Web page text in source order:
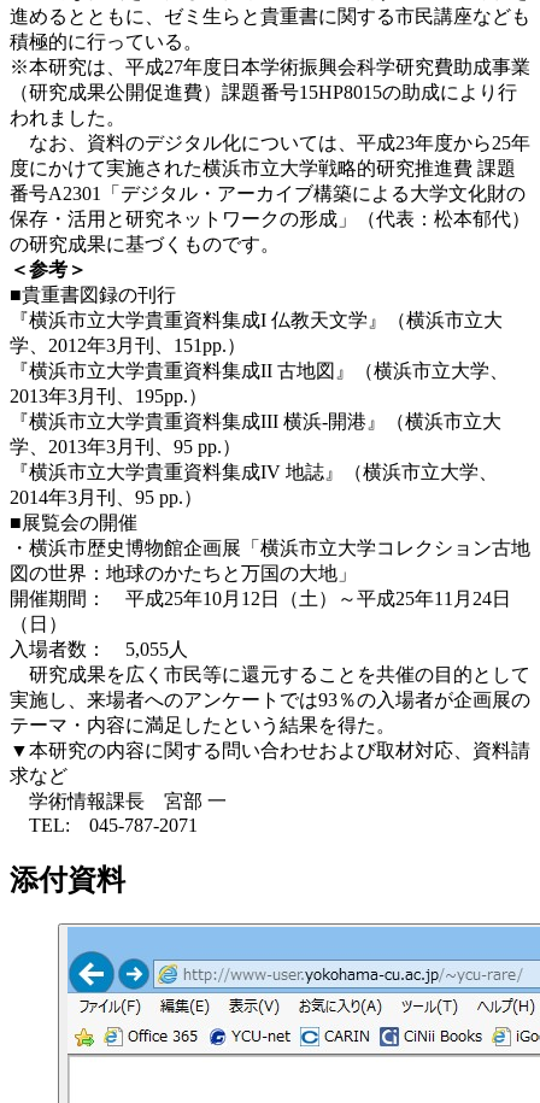
進めるとともに、ゼミ生らと貴重書に関する市民講座なども
積極的に行っている。
※本研究は、平成27年度日本学術振興会科学研究費助成事業
（研究成果公開促進費）課題番号15HP8015の助成により行
われました。
なお、資料のデジタル化については、平成23年度から25年
度にかけて実施された横浜市立大学戦略的研究推進費 課題
番号A2301「デジタル・アーカイブ構築による大学文化財の
保存・活用と研究ネットワークの形成」（代表：松本郁代）
の研究成果に基づくものです。
＜参考＞
■貴重書図録の刊行
『横浜市立大学貴重資料集成I 仏教天文学』（横浜市立大
学、2012年3月刊、151pp.）
『横浜市立大学貴重資料集成II 古地図』（横浜市立大学、
2013年3月刊、195pp.）
『横浜市立大学貴重資料集成III 横浜-開港』（横浜市立大
学、2013年3月刊、95 pp.）
『横浜市立大学貴重資料集成IV 地誌』（横浜市立大学、
2014年3月刊、95 pp.）
■展覧会の開催
・横浜市歴史博物館企画展「横浜市立大学コレクション古地
図の世界：地球のかたちと万国の大地」
開催期間： 平成25年10月12日（土）～平成25年11月24日
（日）
入場者数： 5,055人
研究成果を広く市民等に還元することを共催の目的として
実施し、来場者へのアンケートでは93％の入場者が企画展の
テーマ・内容に満足したという結果を得た。
▼本研究の内容に関する問い合わせおよび取材対応、資料請
求など
学術情報課長 宮部 一
TEL: 045-787-2071
添付資料